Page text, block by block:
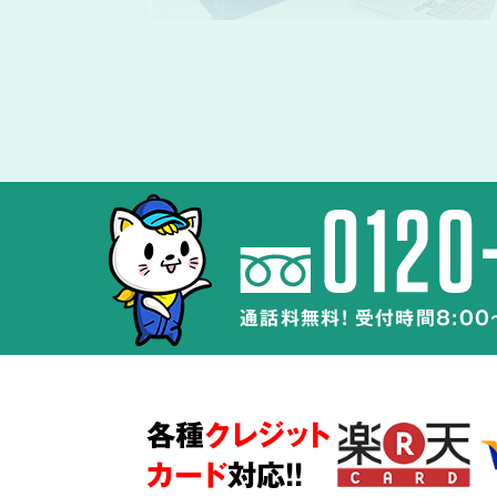
除去・除菌・洗浄
孤独死や事件・事故の現場では体液
完全に取り除くことが最も重要です。
特殊清掃の経験豊富なスタッフが、
また、当社が採用するオゾン脱臭・
ウジ・ハエなどの害虫被害にも効果
通話料無料! 受付時間8:00
各種クレジット
カード対応!!